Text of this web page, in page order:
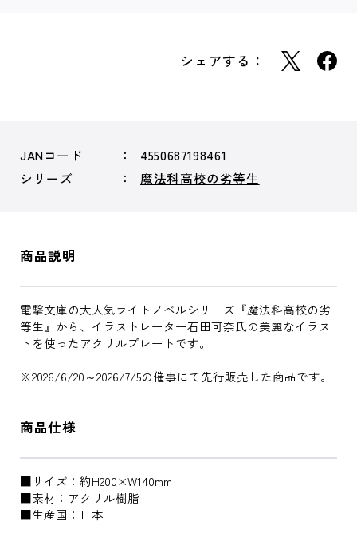
シェアする：
JANコード
4550687198461
シリーズ
魔法科高校の劣等生
商品説明
電撃文庫の大人気ライトノベルシリーズ『魔法科高校の劣
等生』から、イラストレーター石田可奈氏の美麗なイラス
トを使ったアクリルプレートです。
※2026/6/20～2026/7/5の催事にて先行販売した商品です。
商品仕様
■サイズ：約H200×W140mm
■素材：アクリル樹脂
■生産国：日本